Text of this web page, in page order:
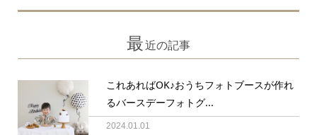
最近の記事
これあればOK♪おうちフォトブースが作れ
るバースデーフォトグ...
2024.01.01